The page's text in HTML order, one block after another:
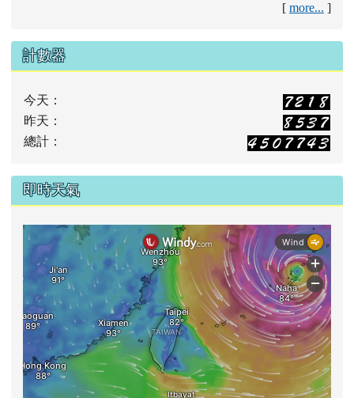
[ more... ]
計數器
今天：
昨天：
總計：
即時天氣